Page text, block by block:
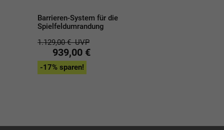
Barrieren-System für die
Spielfeldumrandung
1.129,00 €UVP
939,00 €
-17% sparen!